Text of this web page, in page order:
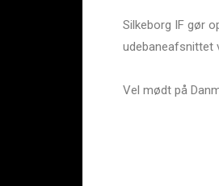
Silkeborg IF gør
udebaneafsnittet
Vel mødt på